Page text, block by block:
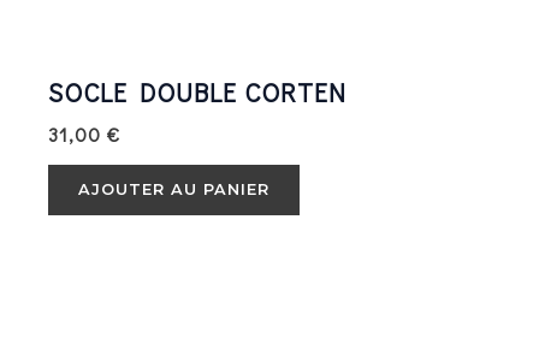
SOCLE DOUBLE CORTEN
31,00 €
AJOUTER AU PANIER